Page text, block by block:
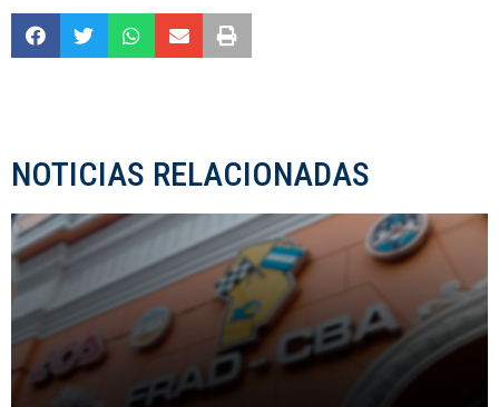
NOTICIAS RELACIONADAS